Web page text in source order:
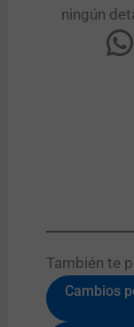
ningún
También te
Cambios